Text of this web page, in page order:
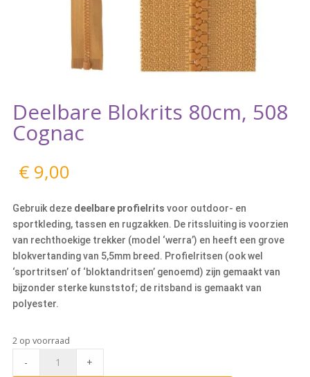
Deelbare Blokrits 80cm, 508
Cognac
€9,00
Gebruik deze deelbare profielrits voor outdoor- en
sportkleding, tassen en rugzakken. De ritssluiting is voorzien
van rechthoekige trekker (model ‘werra’) en heeft een grove
blokvertanding van 5,5mm breed. Profielritsen (ook wel
‘sportritsen’ of ‘bloktandritsen’ genoemd) zijn gemaakt van
bijzonder sterke kunststof; de ritsband is gemaakt van
polyester.
2 op voorraad
- +